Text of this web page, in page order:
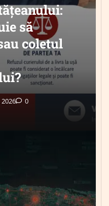
să
coletul
0